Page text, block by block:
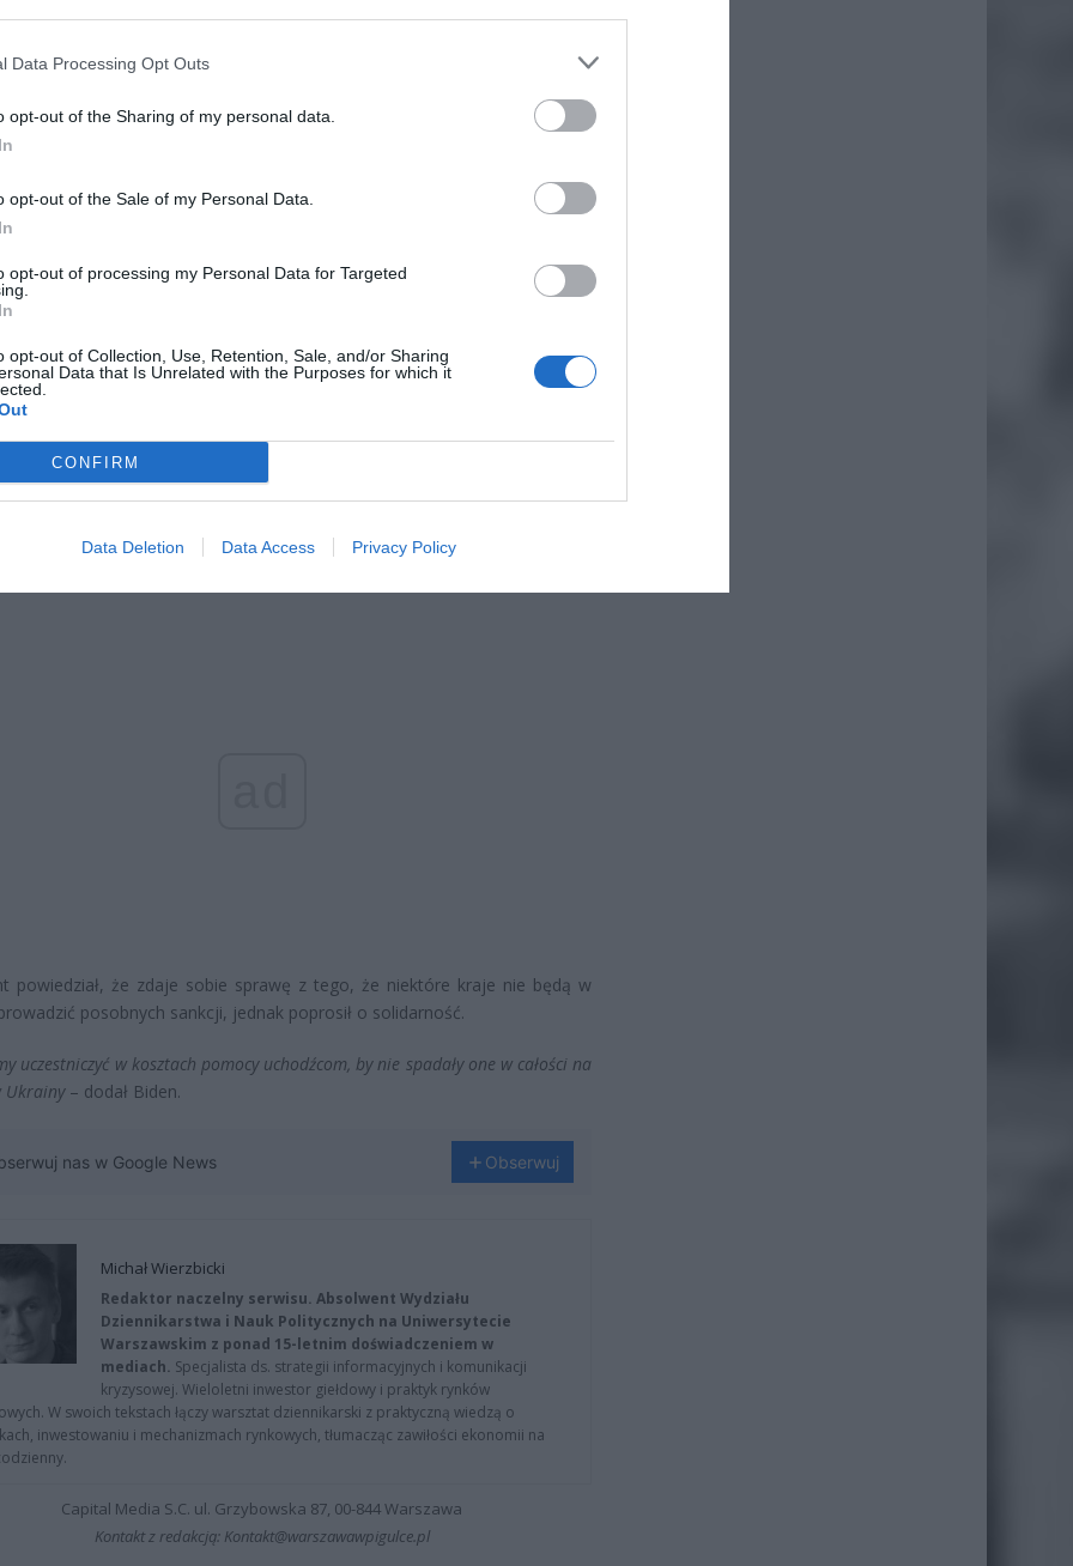
Data Processing Opt Outs
opt-out of the Sharing of my personal data.
opt-out of the Sale of my Personal Data.
opt-out of processing my Personal Data for Targeted
opt-out of Collection, Use, Retention, Sale, and/or Sharing
Data that Is Unrelated with the Purposes for which it
CONFIRM
Data Deletion Data Access Privacy Policy
nas do preferowanych źródeł w Google Dodaj
RÓWNIEŻ:
przecenił hit do kuchni. Air fryer tańszy aż o 150 zł, a to dopiero
2026 16:06
dla milionów polskich rodzin. ZUS wypłacił już 173 mln zł.
wciąż można składać
2026 12:56
Stanów Zjednoczonych Joe Biden zapowiedział zakaz importu do USA
powiedział, że zdaje sobie sprawę z tego, że niektóre kraje nie będą w
posobnych sankcji, jednak poprosił o solidarność.
uczestniczyć w kosztach pomocy uchodźcom, by nie spadały one w całości na
Ukrainy– dodał Biden.
nas w Google News Obserwuj
Michał Wierzbicki
Redaktor naczelny serwisu. Absolwent Wydziału
Dziennikarstwa i Nauk Politycznych na Uniwersytecie
Warszawskim z ponad 15-letnim doświadczeniem w
mediach. Specjalista ds. strategii informacyjnych i komunikacji
kryzysowej. Wieloletni inwestor giełdowy i praktyk rynków
W swoich tekstach łączy warsztat dziennikarski z praktyczną wiedzą o
inwestowaniu i mechanizmach rynkowych, tłumacząc zawiłości ekonomii na
Capital Media S.C. ul. Grzybowska 87, 00-844 Warszawa
Kontakt z redakcją: Kontakt@warszawawpigulce.pl